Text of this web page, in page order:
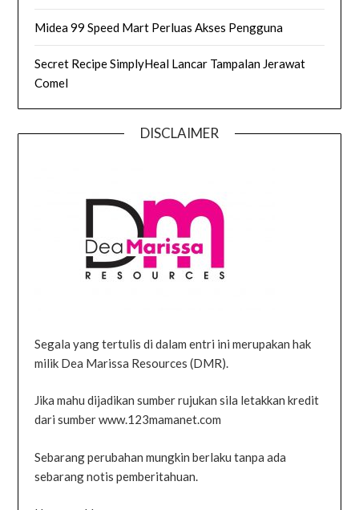
Midea 99 Speed Mart Perluas Akses Pengguna
Secret Recipe SimplyHeal Lancar Tampalan Jerawat
Comel
DISCLAIMER
Segala yang tertulis di dalam entri ini merupakan hak
milik Dea Marissa Resources (DMR).
Jika mahu dijadikan sumber rujukan sila letakkan kredit
dari sumber www.123mamanet.com
Sebarang perubahan mungkin berlaku tanpa ada
sebarang notis pemberitahuan.